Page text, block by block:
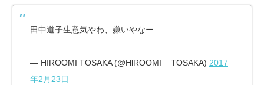
田中道子生意気やわ、嫌いやなー
— HIROOMI TOSAKA (@HlROOMI__TOSAKA) 2017
年2月23日